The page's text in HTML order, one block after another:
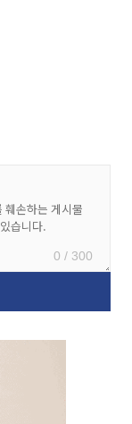
0 / 300